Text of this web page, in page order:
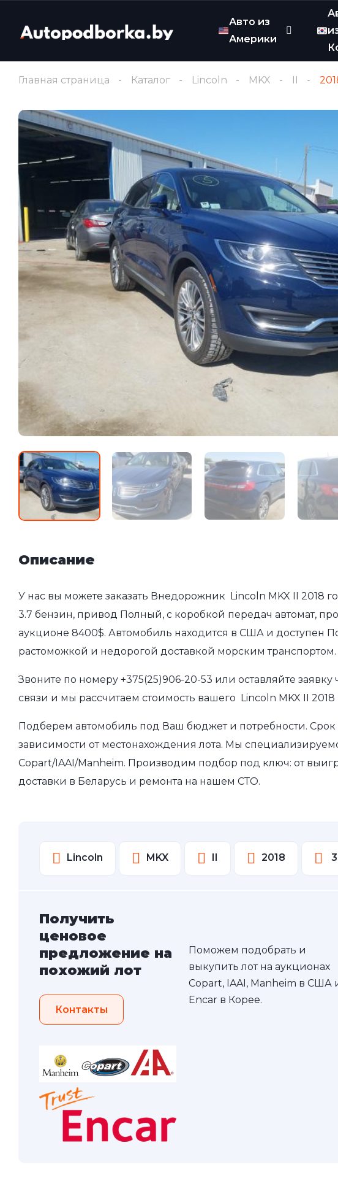
Авто из
Америки
Главная страница Каталог Lincoln MKX II
Описание
У нас вы можете заказать Внедорожник Lincoln MKX II 2018
3.7 бензин, привод Полный, с коробкой передач автомат,
аукционе 8400$. Автомобиль находится в США и доступен
растоможкой и недорогой доставкой морским транспортом.
Звоните по номеру +375(25)906-20-53 или оставляйте
связи и мы рассчитаем стоимость вашего Lincoln MKX II
Подберем автомобиль под Ваш бюджет и потребности. Срок
зависимости от местонахождения лота. Мы
Copart/IAAI/Manheim. Производим подбор под ключ: от
доставки в Беларусь и ремонта на нашем СТО.
Lincoln MKX II 2018
Получить
ценовое
предложение на
похожий лот
Контакты
Поможем подобрать и
выкупить лот на аукционах
Copart, IAAI, Manheim в США
Encar в Корее.